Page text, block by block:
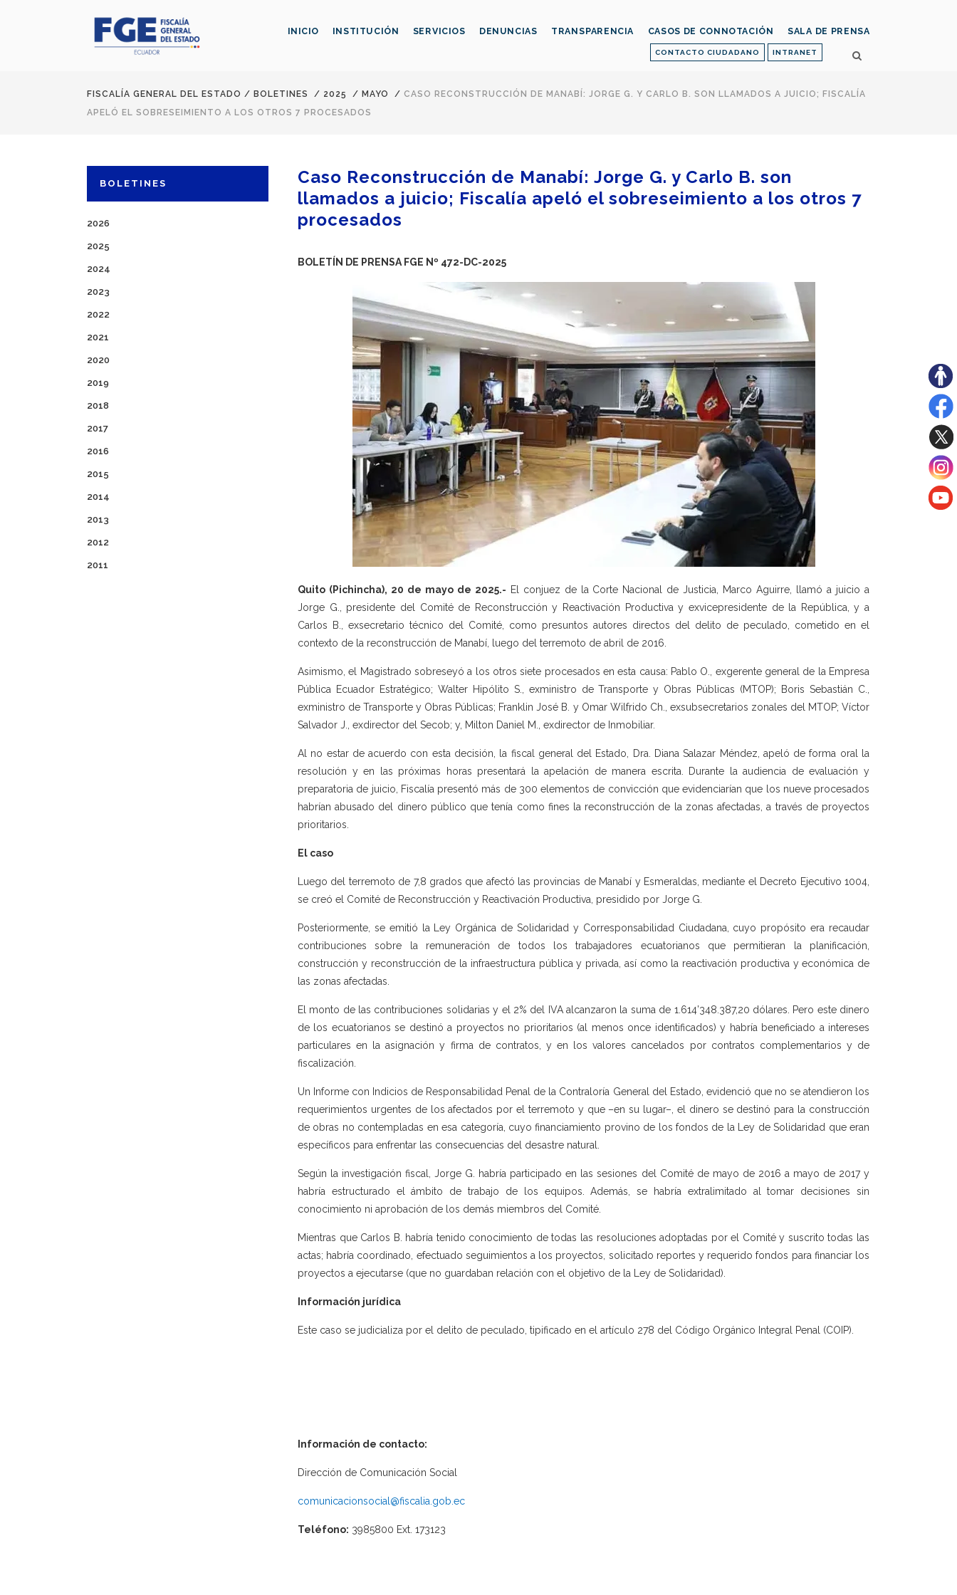
CONTACTO CIUDADANO INTRANET
INICIO INSTITUCIÓN SERVICIOS DENUNCIAS TRANSPARENCIA CASOS DE CONNOTACIÓN SALA DE PRENSA
FISCALÍA GENERAL DEL ESTADO / BOLETINES / 2025 / MAYO / CASO RECONSTRUCCIÓN DE MANABÍ: JORGE G. Y CARLO B. SON LLAMADOS A JUICIO; FISCALÍA
APELÓ EL SOBRESEIMIENTO A LOS OTROS 7 PROCESADOS
BOLETINES
2026
2025
2024
2023
2022
2021
2020
2019
2018
2017
2016
2015
2014
2013
2012
2011
Caso Reconstrucción de Manabí: Jorge G. y Carlo B. son
llamados a juicio; Fiscalía apeló el sobreseimiento a los otros 7
procesados
BOLETÍN DE PRENSA FGE Nº 472-DC-2025
Quito (Pichincha), 20 de mayo de 2025.- El conjuez de la Corte Nacional de Justicia, Marco Aguirre, llamó a juicio a
Jorge G., presidente del Comité de Reconstrucción y Reactivación Productiva y exvicepresidente de la República, y a
Carlos B., exsecretario técnico del Comité, como presuntos autores directos del delito de peculado, cometido en el
contexto de la reconstrucción de Manabí, luego del terremoto de abril de 2016.
Asimismo, el Magistrado sobreseyó a los otros siete procesados en esta causa: Pablo O., exgerente general de la Empresa
Pública Ecuador Estratégico; Walter Hipólito S., exministro de Transporte y Obras Públicas (MTOP); Boris Sebastián C.,
exministro de Transporte y Obras Públicas; Franklin José B. y Omar Wilfrido Ch., exsubsecretarios zonales del MTOP; Víctor
Salvador J., exdirector del Secob; y, Milton Daniel M., exdirector de Inmobiliar.
Al no estar de acuerdo con esta decisión, la fiscal general del Estado, Dra. Diana Salazar Méndez, apeló de forma oral la
resolución y en las próximas horas presentará la apelación de manera escrita. Durante la audiencia de evaluación y
preparatoria de juicio, Fiscalía presentó más de 300 elementos de convicción que evidenciarían que los nueve procesados
habrían abusado del dinero público que tenía como fines la reconstrucción de la zonas afectadas, a través de proyectos
prioritarios.
El caso
Luego del terremoto de 7,8 grados que afectó las provincias de Manabí y Esmeraldas, mediante el Decreto Ejecutivo 1004,
se creó el Comité de Reconstrucción y Reactivación Productiva, presidido por Jorge G.
Posteriormente, se emitió la Ley Orgánica de Solidaridad y Corresponsabilidad Ciudadana, cuyo propósito era recaudar
contribuciones sobre la remuneración de todos los trabajadores ecuatorianos que permitieran la planificación,
construcción y reconstrucción de la infraestructura pública y privada, así como la reactivación productiva y económica de
las zonas afectadas.
El monto de las contribuciones solidarias y el 2% del IVA alcanzaron la suma de 1.614’348.387,20 dólares. Pero este dinero
de los ecuatorianos se destinó a proyectos no prioritarios (al menos once identificados) y habría beneficiado a intereses
particulares en la asignación y firma de contratos, y en los valores cancelados por contratos complementarios y de
fiscalización.
Un Informe con Indicios de Responsabilidad Penal de la Contraloría General del Estado, evidenció que no se atendieron los
requerimientos urgentes de los afectados por el terremoto y que –en su lugar–, el dinero se destinó para la construcción
de obras no contempladas en esa categoría, cuyo financiamiento provino de los fondos de la Ley de Solidaridad que eran
específicos para enfrentar las consecuencias del desastre natural.
Según la investigación fiscal, Jorge G. habría participado en las sesiones del Comité de mayo de 2016 a mayo de 2017 y
habría estructurado el ámbito de trabajo de los equipos. Además, se habría extralimitado al tomar decisiones sin
conocimiento ni aprobación de los demás miembros del Comité.
Mientras que Carlos B. habría tenido conocimiento de todas las resoluciones adoptadas por el Comité y suscrito todas las
actas; habría coordinado, efectuado seguimientos a los proyectos, solicitado reportes y requerido fondos para financiar los
proyectos a ejecutarse (que no guardaban relación con el objetivo de la Ley de Solidaridad).
Información jurídica
Este caso se judicializa por el delito de peculado, tipificado en el artículo 278 del Código Orgánico Integral Penal (COIP).
Información de contacto:
Dirección de Comunicación Social
comunicacionsocial@fiscalia.gob.ec
Teléfono: 3985800 Ext. 173123